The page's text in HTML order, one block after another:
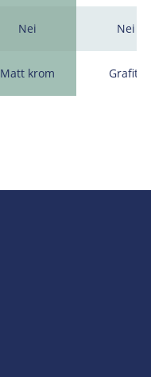
Nei
Matt krom
Nei
Grafitt